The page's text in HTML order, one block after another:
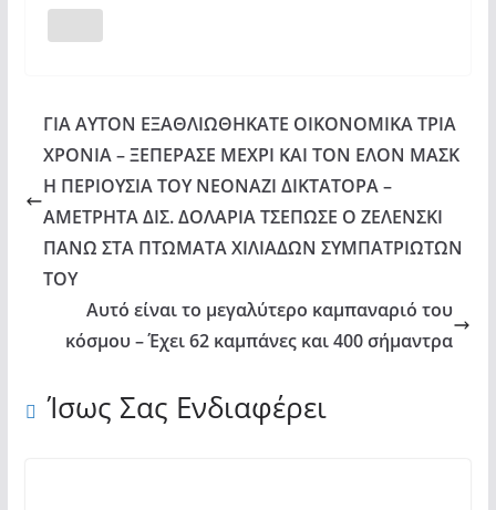
ΓΙΑ ΑΥΤΟΝ ΕΞΑΘΛΙΩΘΗΚΑΤΕ ΟΙΚΟΝΟΜΙΚΑ ΤΡΙΑ
ΧΡΟΝΙΑ – ΞΕΠΕΡΑΣΕ ΜΕΧΡΙ ΚΑΙ ΤΟΝ ΕΛΟΝ ΜΑΣΚ
Η ΠΕΡΙΟΥΣΙΑ ΤΟΥ ΝΕΟΝΑΖΙ ΔΙΚΤΑΤΟΡΑ –
ΑΜΕΤΡΗΤΑ ΔΙΣ. ΔΟΛΑΡΙΑ ΤΣΕΠΩΣΕ Ο ΖΕΛΕΝΣΚΙ
ΠΑΝΩ ΣΤΑ ΠΤΩΜΑΤΑ ΧΙΛΙΑΔΩΝ ΣΥΜΠΑΤΡΙΩΤΩΝ
ΤΟΥ
Αυτό είναι το μεγαλύτερο καμπαναριό του
κόσμου – Έχει 62 καμπάνες και 400 σήμαντρα
Ίσως Σας Ενδιαφέρει